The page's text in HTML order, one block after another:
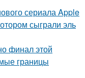
сериала Apple
сыграли эль
финал этой
границы